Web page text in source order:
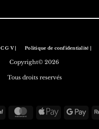
C G V | Politique de confidentialité |
Copyright© 2026
Tous droits reservés
PayPal MasterCardApple